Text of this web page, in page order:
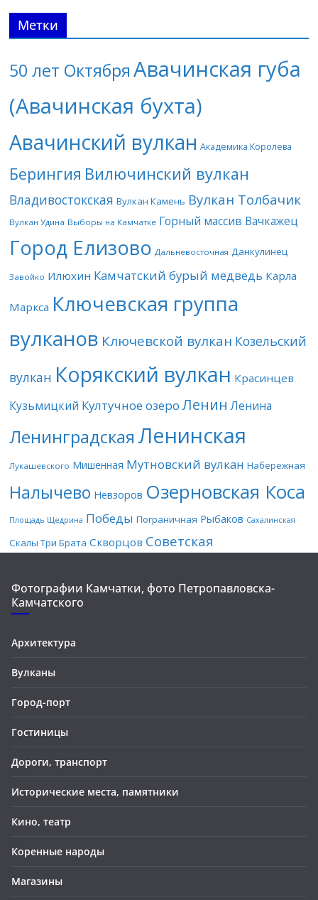
Метки
50 лет Октября Авачинская губа
(Авачинская бухта)
Авачинский вулкан Академика Королева
Берингия Вилючинский вулкан
Владивостокская Вулкан Камень Вулкан Толбачик
Вулкан Удина Выборы на Камчатке Горный массив Вачкажец
Город Елизово Дальневосточная Данкулинец
Завойко Илюхин Камчатский бурый медведь Карла
Маркса Ключевская группа
вулканов Ключевской вулкан Козельский
вулкан Корякский вулкан Красинцев
Кузьмицкий Култучное озеро Ленин Ленина
Ленинградская Ленинская
Лукашевского Мишенная Мутновский вулкан Набережная
Налычево Невзоров Озерновская Коса
Площадь Щедрина Победы Пограничная Рыбаков Сахалинская
Скалы Три Брата Скворцов Советская
Фотографии Камчатки, фото Петропавловска-
Камчатского
Архитектура
Вулканы
Город-порт
Гостиницы
Дороги, транспорт
Исторические места, памятники
Кино, театр
Коренные народы
Магазины